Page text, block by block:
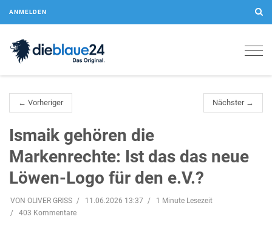
ANMELDEN
← Vorheriger Nächster →
Ismaik gehören die
Markenrechte: Ist das das neue
Löwen-Logo für den e.V.?
VON OLIVER GRISS 11.06.2026 13:37
1 Minute Lesezeit
403 Kommentare